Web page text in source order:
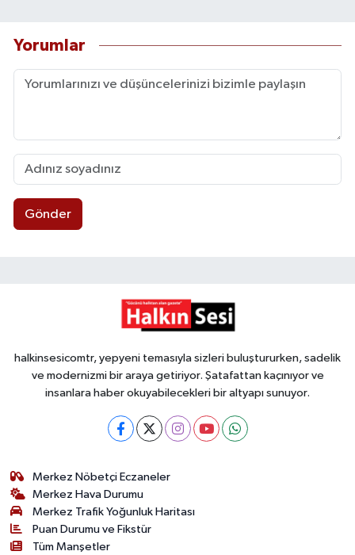
Yorumlar
Gönder
halkinsesicomtr, yepyeni temasıyla sizleri buluştururken, sadelik
ve modernizmi bir araya getiriyor. Şatafattan kaçınıyor ve
insanlara haber okuyabilecekleri bir altyapı sunuyor.
Merkez Nöbetçi Eczaneler
Merkez Hava Durumu
Merkez Trafik Yoğunluk Haritası
Puan Durumu ve Fikstür
Tüm Manşetler